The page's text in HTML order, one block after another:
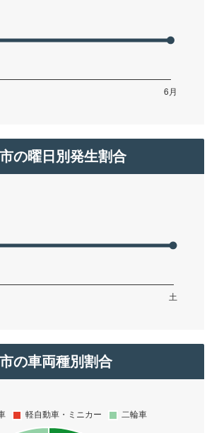
の曜日別発生割合
の車両種別割合